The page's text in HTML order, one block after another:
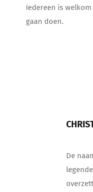
Iedereen is
gaan doen.
De